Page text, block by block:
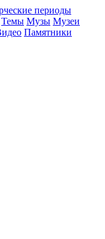
периоды
Темы Музы Музеи
Памятники